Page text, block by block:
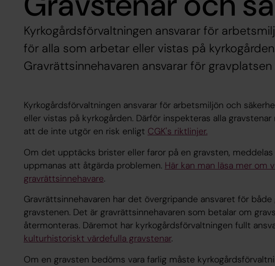
Kyrkogårdsförvaltningen ansvarar för
för alla som arbetar eller vistas på
Gravrättsinnehavaren ansvarar för
Kyrkogårdsförvaltningen ansvarar för arbetsmiljön och
eller vistas på kyrkogården. Därför inspekteras alla
att de inte utgör en risk enligt CGK's riktlinjer.
Om det upptäcks brister eller faror på en gravsten,
uppmanas att åtgärda problemen. Här kan man läsa mer om
gravrättsinnehavare.
Gravrättsinnehavaren har det övergripande ansvaret för
gravstenen. Det är gravrättsinnehavaren som betalar om
återmonteras. Däremot har kyrkogårdsförvaltningen fullt
kulturhistoriskt värdefulla gravstenar.
Om en gravsten bedöms vara farlig måste